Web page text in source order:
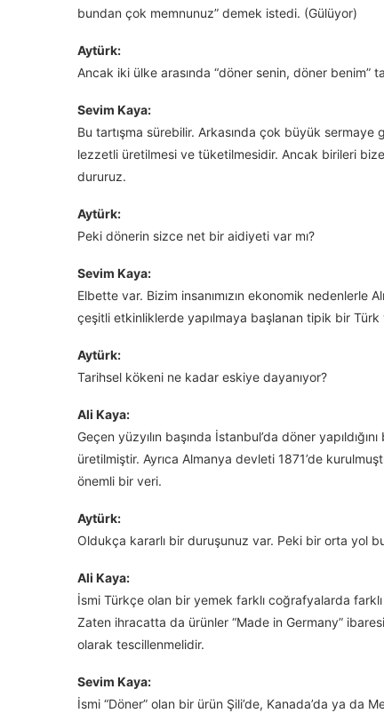
bundan çok memnunuz” demek istedi. (Gülüyor)
Aytürk:
Ancak iki ülke arasında “döner senin, döner benim”
Sevim Kaya:
Bu tartışma sürebilir. Arkasında çok büyük sermaye
lezzetli üretilmesi ve tüketilmesidir. Ancak birileri
dururuz.
Aytürk:
Peki dönerin sizce net bir aidiyeti var mı?
Sevim Kaya:
Elbette var. Bizim insanımızın ekonomik
çeşitli etkinliklerde yapılmaya başlanan tipik bir
Aytürk:
Tarihsel kökeni ne kadar eskiye dayanıyor?
Ali Kaya:
Geçen yüzyılın başında İstanbul’da döner
üretilmiştir. Ayrıca Almanya devleti 1871’de
önemli bir veri.
Aytürk:
Oldukça kararlı bir duruşunuz var. Peki bir orta yol
Ali Kaya:
İsmi Türkçe olan bir yemek farklı coğrafyalarda
Zaten ihracatta da ürünler “Made in Germany”
olarak tescillenmelidir.
Sevim Kaya:
İsmi “Döner” olan bir ürün Şili’de, Kanada’da ya da